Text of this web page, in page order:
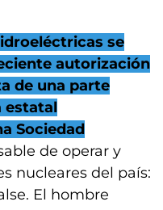
se
autorización
de una parte
estatal
Sociedad
de operar y
nucleares del país:
El hombre